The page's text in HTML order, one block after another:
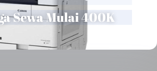
Sewa Mulai 400K